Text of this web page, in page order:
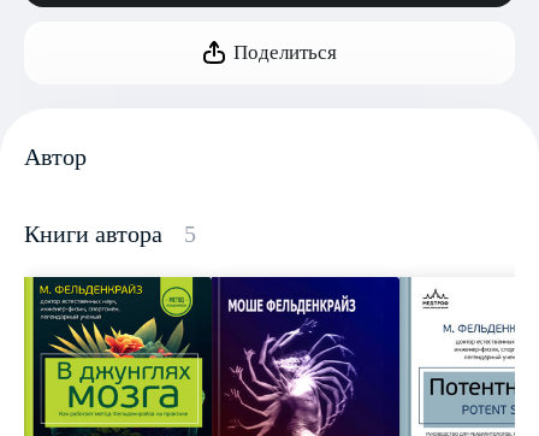
Поделиться
Автор
Книги автора 5